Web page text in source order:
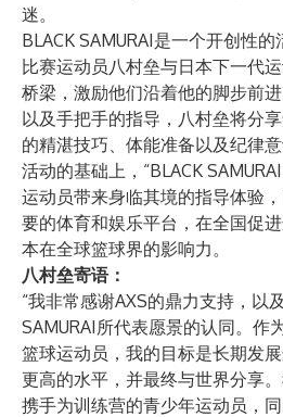
迷。
BLACK SAMURAI是一个开创性
比赛运动员八村垒与日本下一代
桥梁，激励他们沿着他的脚步前
以及手把手的指导，八村垒将分
的精湛技巧、体能准备以及纪律
活动的基础上，“BLACK
运动员带来身临其境的指导体验
要的体育和娱乐平台，在全国促
本在全球篮球界的影响力。
八村垒寄语：
“我非常感谢AXS的鼎力支持，以
SAMURAI所代表愿景的认同。作
篮球运动员，我的目标是长期发
更高的水平，并最终与世界分享
携手为训练营的青少年运动员，